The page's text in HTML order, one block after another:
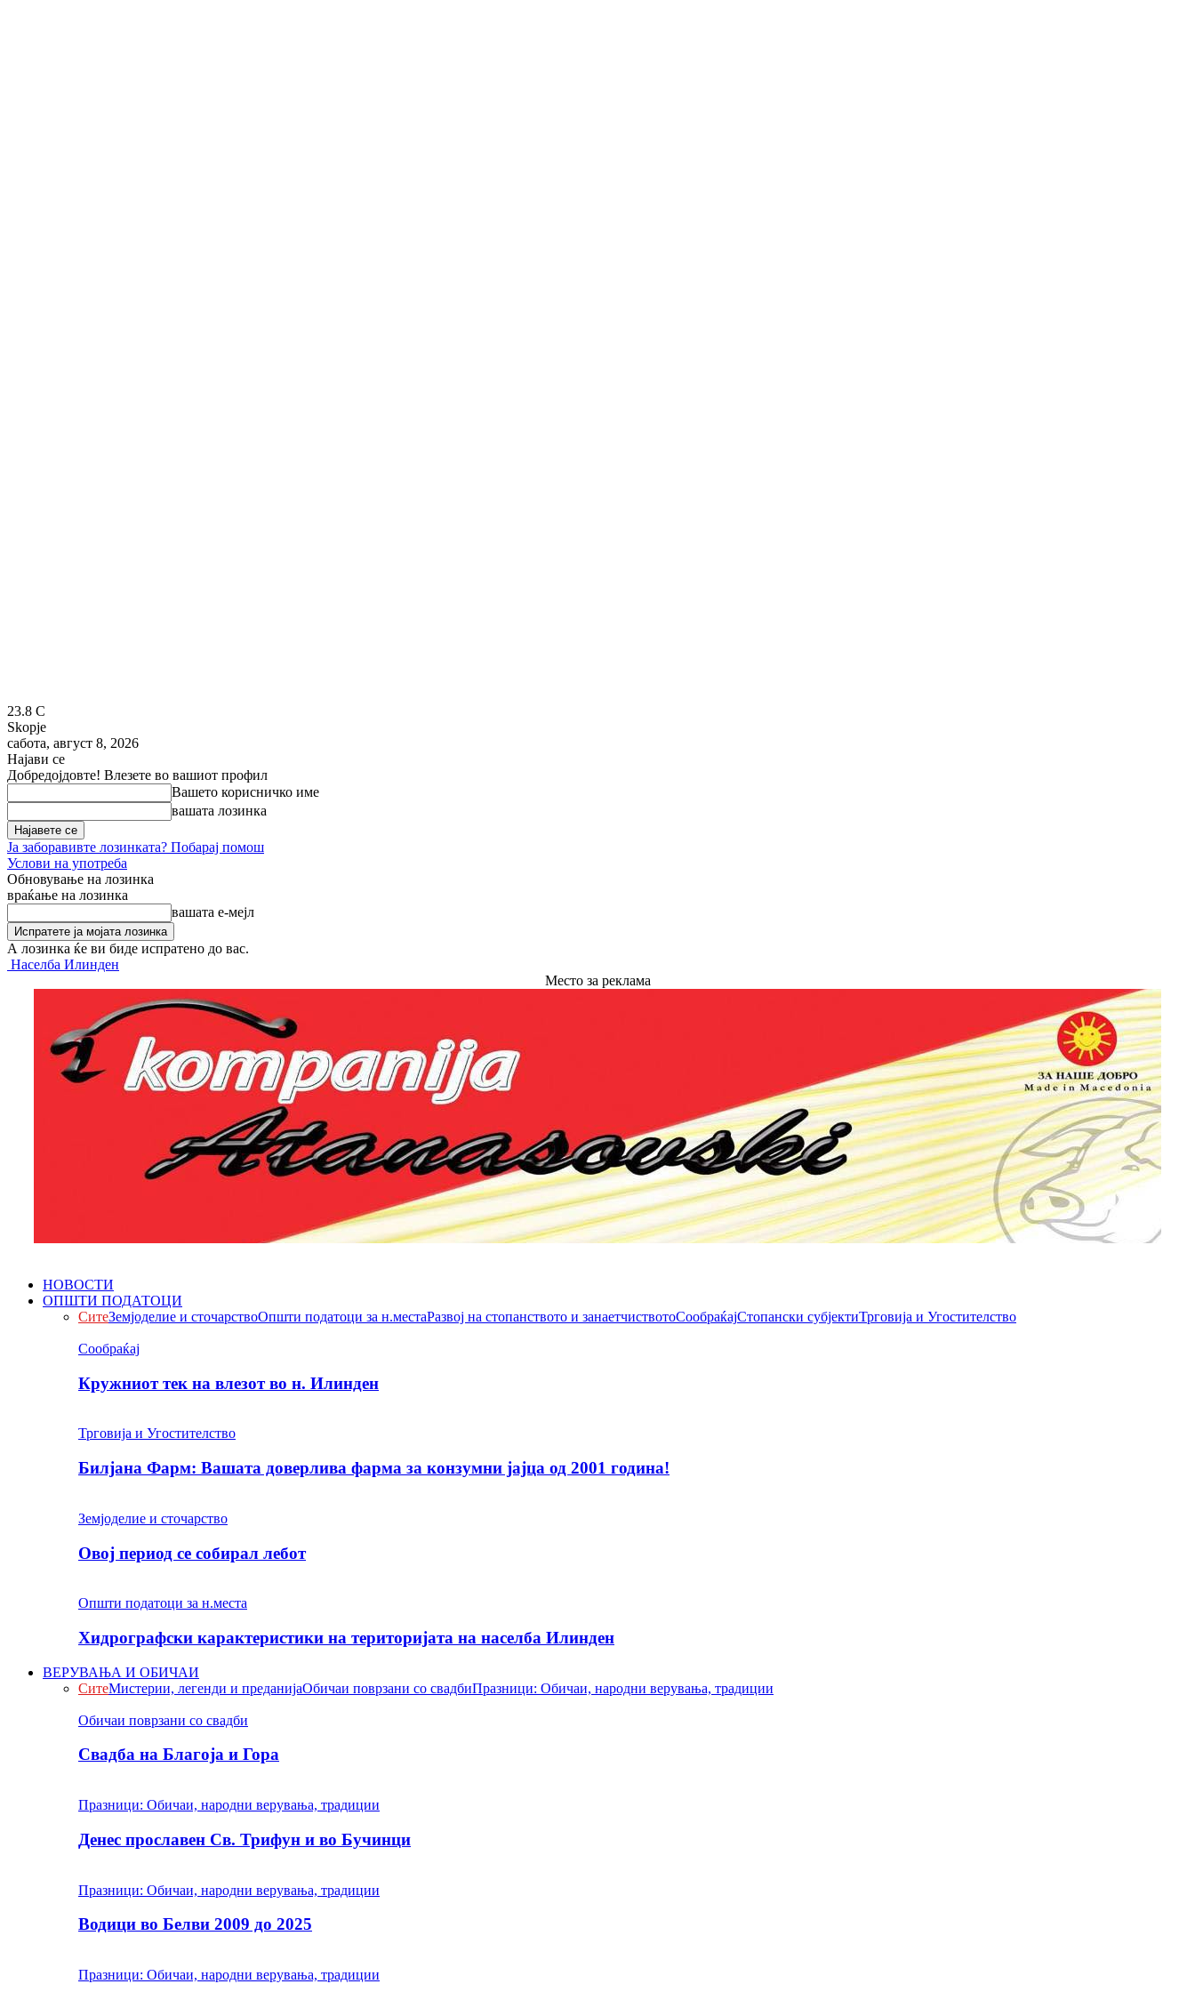
23.8 C
Skopje
сабота, август 8, 2026
Најави се
Добредојдовте! Влезете во вашиот профил
Вашето корисничко име
вашата лозинка
Ја заборавивте лозинката? Побарај помош
Услови на употреба
Обновување на лозинка
враќање на лозинка
вашата е-мејл
А лозинка ќе ви биде испратено до вас.
Населба Илинден
Место за реклама
НОВОСТИ
ОПШТИ ПОДАТОЦИ
СитеЗемјоделие и сточарствоОпшти податоци за н.местаРазвој на стопанството и занаетчиствотоСообраќајСтопански субјектиТрговија и Угостителство
Сообраќај
Кружниот тек на влезот во н. Илинден
Трговија и Угостителство
Билјана Фарм: Вашата доверлива фарма за конзумни јајца од 2001 година!
Земјоделие и сточарство
Овој период се собирал лебот
Општи податоци за н.места
Хидрографски карактеристики на територијата на населба Илинден
ВЕРУВАЊА И ОБИЧАИ
СитеМистерии, легенди и преданијаОбичаи поврзани со свадбиПразници: Обичаи, народни верувања, традиции
Обичаи поврзани со свадби
Свадба на Благоја и Гора
Празници: Обичаи, народни верувања, традиции
Денес прославен Св. Трифун и во Бучинци
Празници: Обичаи, народни верувања, традиции
Водици во Белви 2009 до 2025
Празници: Обичаи, народни верувања, традиции